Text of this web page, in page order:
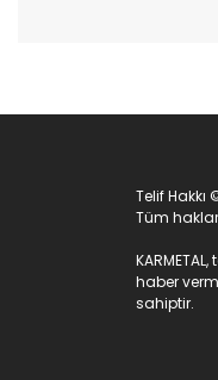
Telif Hakkı
Tüm
haber
sahiptir.